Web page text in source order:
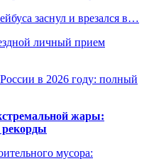
заснул и врезался в…
личный прием
в 2026 году: полный
жары:
рекорды
мусора: